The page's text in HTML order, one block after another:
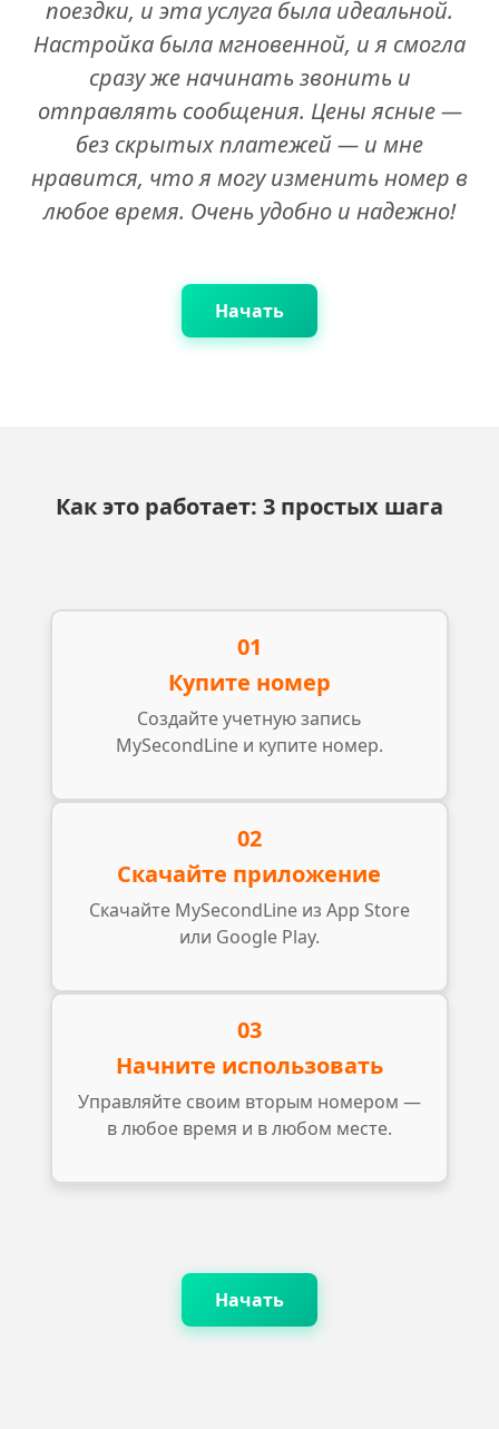
поездки, и эта услуга была идеальной.
Настройка была мгновенной, и я смогла
сразу же начинать звонить и
отправлять сообщения. Цены ясные —
без скрытых платежей — и мне
нравится, что я могу изменить номер в
любое время. Очень удобно и надежно!
Начать
Как это работает: 3 простых шага
01
Купите номер
Создайте учетную запись
MySecondLine и купите номер.
02
Скачайте приложение
Скачайте MySecondLine из App Store
или Google Play.
03
Начните использовать
Управляйте своим вторым номером —
в любое время и в любом месте.
Начать